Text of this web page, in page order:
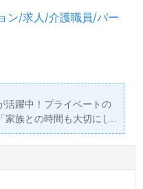
ン/求人/介護職員/パー
躍中！プライベートの
家族との時間も大切にし